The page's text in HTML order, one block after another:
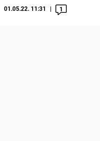
01.05.22. 11:31 1